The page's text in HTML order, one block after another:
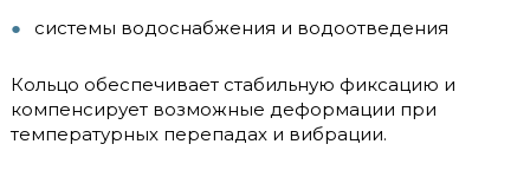
системы водоснабжения и водоотведения
Кольцо обеспечивает стабильную фиксацию и
компенсирует возможные деформации при
температурных перепадах и вибрации.